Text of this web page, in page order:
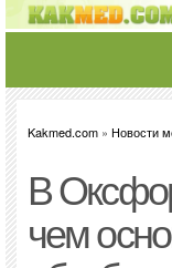
Kakmed.com » Новости
В
чем